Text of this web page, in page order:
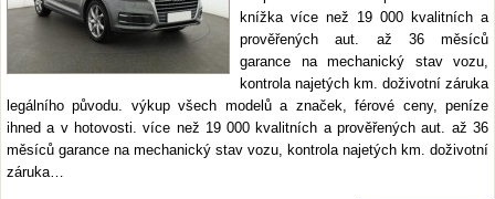
knížka více než 19 000 kvalitních a
prověřených aut. až 36 měsíců
garance na mechanický stav vozu,
kontrola najetých km. doživotní záruka
legálního původu. výkup všech modelů a značek, férové ceny, peníze
ihned a v hotovosti. více než 19 000 kvalitních a prověřených aut. až 36
měsíců garance na mechanický stav vozu, kontrola najetých km. doživotní
záruka…